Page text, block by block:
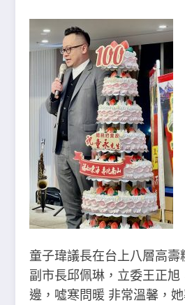
童子瑋議長在台上八層高壽
副市長邱佩琳，立委王正
邊，噓寒問暖 非常溫馨，